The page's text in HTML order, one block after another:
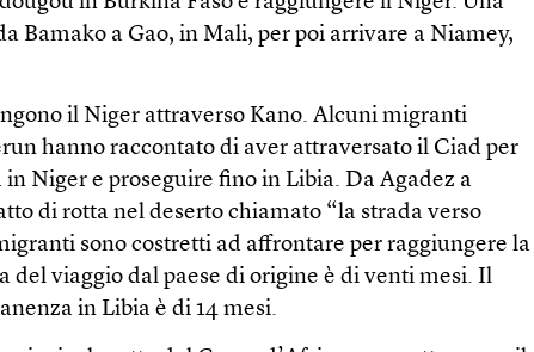
Bamako a Gao, in Mali, per poi arrivare a Niamey,
il Niger attraverso Kano. Alcuni migranti
hanno raccontato di aver attraversato il Ciad per
Niger e proseguire fino in Libia. Da Agadez a
di rotta nel deserto chiamato “la strada verso
sono costretti ad affrontare per raggiungere la
del viaggio dal paese di origine è di venti mesi. Il
in Libia è di 14 mesi.